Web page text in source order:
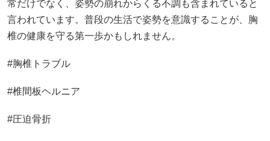
常だけでなく、姿勢の崩れからくる不調も含まれていると
言われています。普段の生活で姿勢を意識することが、胸
椎の健康を守る第一歩かもしれません。
#胸椎トラブル
#椎間板ヘルニア
#圧迫骨折